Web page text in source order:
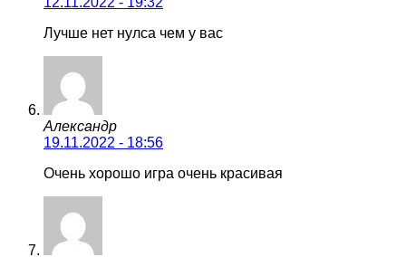
Лучше нет нулса чем у вас
Александр
19.11.2022 - 18:56
Очень хорошо игра очень красивая